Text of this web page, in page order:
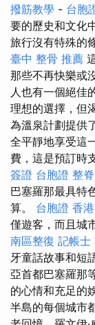
撥筋教學 - 台胞
要的歷史和文化
旅行沒有特殊的
臺中 整骨 推薦
那些不再快樂或
人也有一個絕佳
理想的選擇，但
為溫泉計劃提供
全平靜地享受這
費，這是預訂時
簽證 台胞證 整脊
巴塞羅那最具特
算。 台胞證 香港
僅遊客，而且城
南區整復 記帳
牙童話故事和短
亞首都巴塞羅那
的心情和充足的
半島的每個城市